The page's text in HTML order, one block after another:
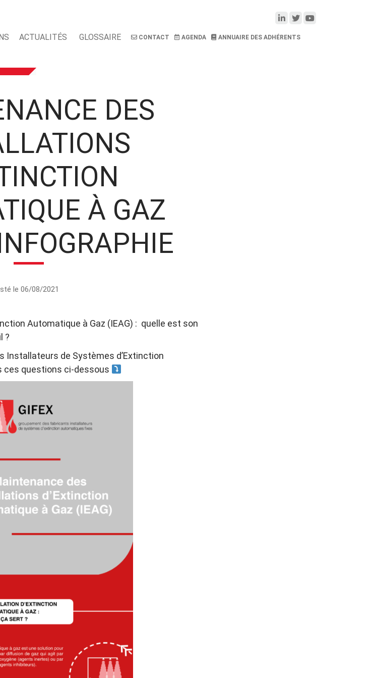
ACTUALITÉS GLOSSAIRE CONTACT AGENDA ANNUAIRE DES ADHÉRENTS
DES
À GAZ
le 06/08/2021
Automatique à Gaz (IEAG) : quelle est son
?
Installateurs de Systèmes d’Extinction
ces questions ci-dessous